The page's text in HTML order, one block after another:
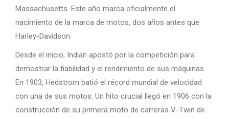
Massachusetts. Este año marca oficialmente el
nacimiento de la marca de motos, dos años antes que
Harley-Davidson.
Desde el inicio, Indian apostó por la competición para
demostrar la fiabilidad y el rendimiento de sus máquinas.
En 1903, Hedstrom batió el récord mundial de velocidad
con una de sus motos. Un hito crucial llegó en 1906 con la
construcción de su primera moto de carreras V-Twin de